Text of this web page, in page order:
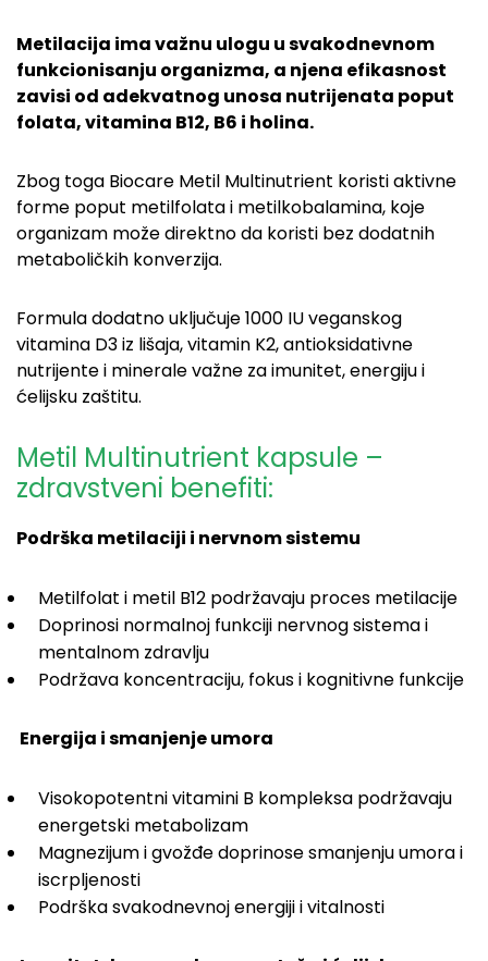
Metilacija ima važnu ulogu u svakodnevnom
funkcionisanju organizma, a njena efikasnost
zavisi od adekvatnog unosa nutrijenata poput
folata, vitamina B12, B6 i holina.
Zbog toga Biocare Metil Multinutrient koristi aktivne
forme poput metilfolata i metilkobalamina, koje
organizam može direktno da koristi bez dodatnih
metaboličkih konverzija.
Formula dodatno uključuje 1000 IU veganskog
vitamina D3 iz lišaja, vitamin K2, antioksidativne
nutrijente i minerale važne za imunitet, energiju i
ćelijsku zaštitu.
Metil Multinutrient kapsule –
zdravstveni benefiti:
Podrška metilaciji i nervnom sistemu
Metilfolat i metil B12 podržavaju proces metilacije
Doprinosi normalnoj funkciji nervnog sistema i
mentalnom zdravlju
Podržava koncentraciju, fokus i kognitivne funkcije
Energija i smanjenje umora
Visokopotentni vitamini B kompleksa podržavaju
energetski metabolizam
Magnezijum i gvožđe doprinose smanjenju umora i
iscrpljenosti
Podrška svakodnevnoj energiji i vitalnosti